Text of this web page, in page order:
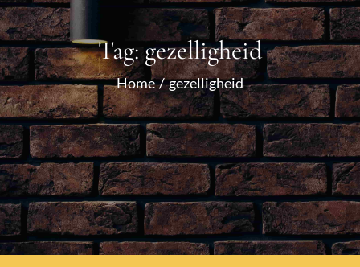
Tag:gezelligheid
Home gezelligheid